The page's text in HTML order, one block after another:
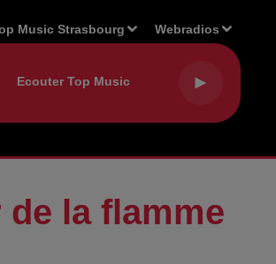
Music Strasbourg Webradios
la flamme